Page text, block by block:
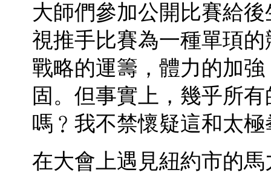
大師們參加公開比賽給
視推手比賽為一種單頊
戰略的運籌，體力的加
固。但事實上，幾乎所
嗎﹖我不禁懷疑這和太
在大會上遇見紐約市的